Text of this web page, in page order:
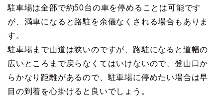
駐車場は全部で約50台の車を停めることは可能です
が、満車になると路駐を余儀なくされる場合もありま
す。
駐車場まで山道は狭いのですが、路駐になると道幅の
広いところまで戻らなくてはいけないので、登山口か
らかなり距離があるので、駐車場に停めたい場合は早
目の到着を心掛けると良いでしょう。